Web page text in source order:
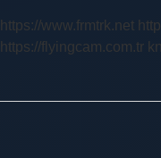
https://www.frmtrk.net
https://flyingcam.com.tr